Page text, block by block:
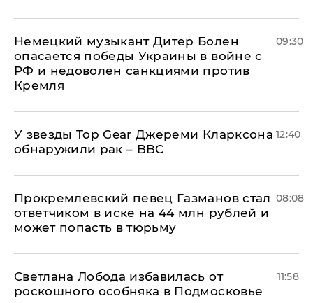
Немецкий музыкант Дитер Болен
опасается победы Украины в войне с
РФ и недоволен санкциями против
Кремля
09:30
У звезды Top Gear Джереми Кларксона
обнаружили рак – BBC
12:40
Прокремлевский певец Газманов стал
ответчиком в иске на 44 млн рублей и
может попасть в тюрьму
08:08
Светлана Лобода избавилась от
роскошного особняка в Подмосковье
11:58